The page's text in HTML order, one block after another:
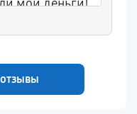
мои деньги!